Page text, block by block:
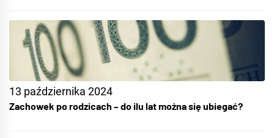
13 października 2024
Zachowek po rodzicach – do ilu lat można się ubiegać?